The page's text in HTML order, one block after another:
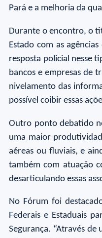
Pará e a melhoria da
Durante o encontro, o
Estado com as
resposta policial nesse
bancos e empresas de
nivelamento das
possível coibir essas
Outro ponto debatido
uma maior
aéreas ou fluviais, e
também com atuação
desarticulando essas
No Fórum foi
Federais e Estaduais
Segurança. “Através